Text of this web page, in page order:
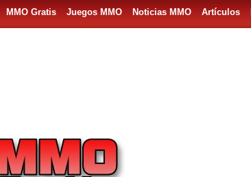
MMO Gratis Juegos MMO Noticias MMO Artículos